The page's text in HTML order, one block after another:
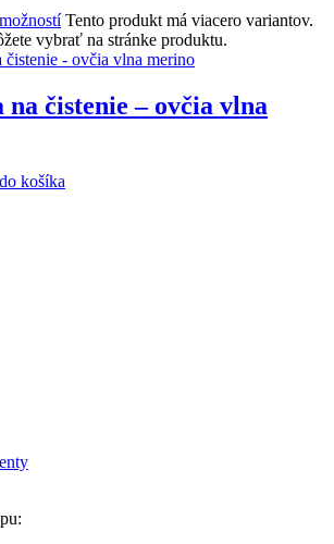
Tento produkt má viacero variantov.
vybrať na stránke produktu.
na čistenie – ovčia vlna
košíka